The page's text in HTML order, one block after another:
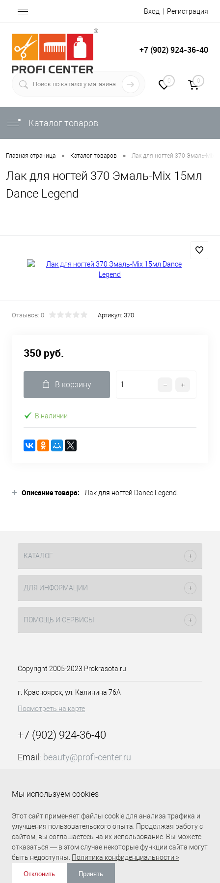
Вход Регистрация
+7 (902) 924-36-40
0 0
Каталог товаров
Главная страница • Каталог товаров • Лак для ногтей 370 Эмаль-Mix
Лак для ногтей 370 Эмаль-Mix 15мл
Dance Legend
Отзывов: 0 Артикул: 370
350 руб.
В корзину
В наличии
+ Описание товара: Лак для ногтей Dance Legend.
основных элементов дизайна.
Каждая линия оттенков от желтого и
коричневого поможет мастеру
подобрать цвет, способный усилить
Лаки равномерно окрашивают
ногтевую пластину с первого слоя и
обладают оптимальной скоростью
подчеркнуть изысканность любого
и подарить ей ласковое солнечных
Результат:
КАТАЛОГ
ДЛЯ ИНФОРМАЦИИ
ПОМОЩЬ И СЕРВИСЫ
Copyright 2005-2023 Prokrasota.ru
г. Красноярск, ул. Калинина 76А
Посмотреть на карте
+7 (902) 924-36-40
Email: beauty@profi-center.ru
Прямая связь Profi Center
Мы используем cookies
Этот сайт применяет файлы cookie для анализа трафика и
улучшения пользовательского опыта. Продолжая работу с
сайтом, вы соглашаетесь на их использование. Вы можете
отказаться — в этом случае некоторые функции сайта могут
быть недоступны. Политика конфиденциальности >
Отклонить Принять